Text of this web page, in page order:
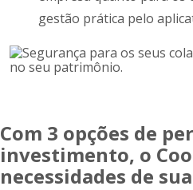
gestão prática pelo
Com 3 opções de
investimento, o
necessidades de